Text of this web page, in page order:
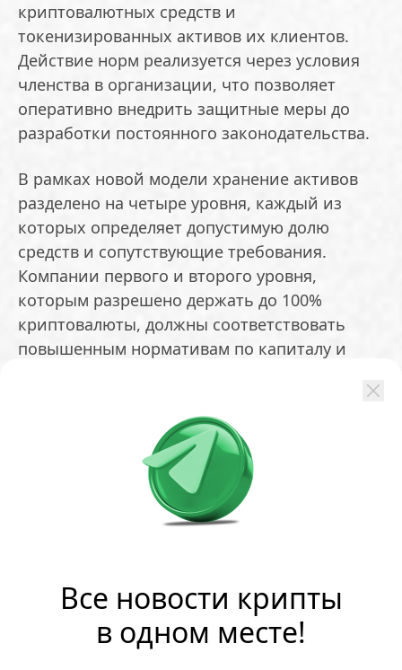
Все новости крипты
в одном месте!
криптовалютных средств и
токенизированных активов их клиентов.
Действие норм реализуется через условия
членства в организации, что позволяет
оперативно внедрить защитные меры до
разработки постоянного законодательства.
В рамках новой модели хранение активов
разделено на четыре уровня, каждый из
которых определяет допустимую долю
средств и сопутствующие требования.
Компании первого и второго уровня,
которым разрешено держать до 100%
криптовалюты, должны соответствовать
повышенным нормативам по капиталу и
установлен лимит в 75% активов, а для
четвертого — 40%. При этом дилерам
запрещено самостоятельно хранить более
20% клиентских средств.
капиталу. Это связано с дополнительными
рисками, включая сложности
трансграничного регулирования и